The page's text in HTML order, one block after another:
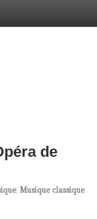
de
, Musique classique